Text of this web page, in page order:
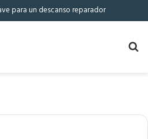
para un descanso reparador